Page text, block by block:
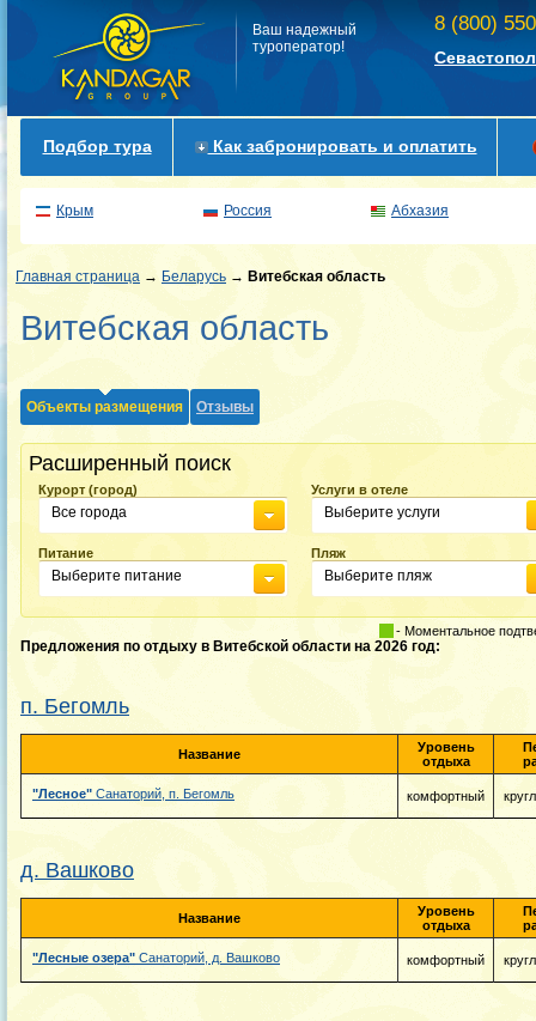
Ваш надежный
туроператор!
8 (800)
Подбор тура Как забронировать и оплатить
Крым Россия Абхазия
Главная страница → Беларусь → Витебская область
Витебская область
Объекты размещения Отзывы
Расширенный поиск
Курорт (город)
Все города
Услуги в отеле
Выберите услуги
Питание
Выберите питание
Пляж
Выберите пляж
- Моментальное
Предложения по отдыху в Витебской области на 2026 год:
п. Бегомль
Название
Уровень
отдыха
"Лесное" Санаторий, п. Бегомль комфортный
д. Вашково
Название
Уровень
отдыха
"Лесные озера" Санаторий, д. Вашково комфортный